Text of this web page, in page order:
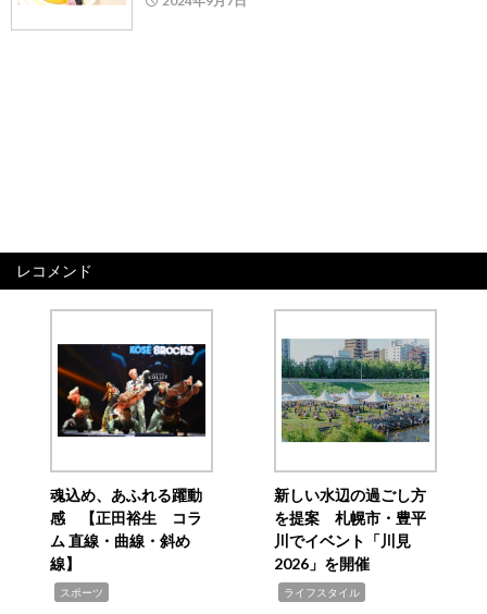
レコメンド
魂込め、あふれる躍動
感 【正田裕生 コラ
ム 直線・曲線・斜め
線】
スポーツ
新しい水辺の過ごし方
を提案 札幌市・豊平
川でイベント「川見
2026」を開催
ライフスタイル